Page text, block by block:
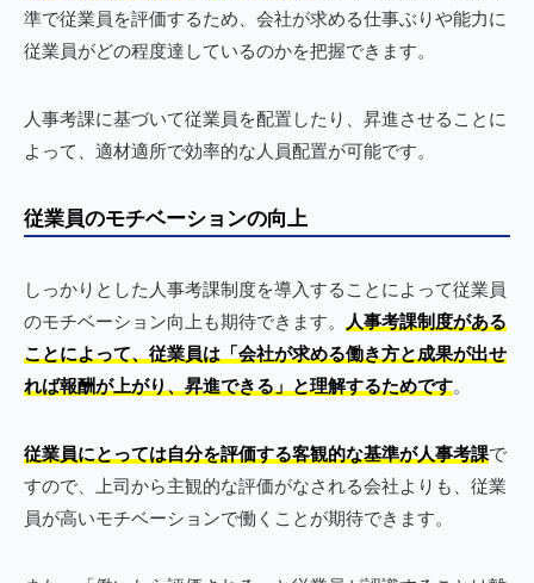
準で従業員を評価するため、会社が求める仕事ぶりや能力に
従業員がどの程度達しているのかを把握できます。
人事考課に基づいて従業員を配置したり、昇進させることに
よって、適材適所で効率的な人員配置が可能です。
従業員のモチベーションの向上
しっかりとした人事考課制度を導入することによって従業員
のモチベーション向上も期待できます。
人事考課制度がある
ことによって、従業員は「会社が求める働き方と成果が出せ
れば報酬が上がり、昇進できる」と理解するためです。
従業員にとっては自分を評価する客観的な基準が人事考課で
すので、上司から主観的な評価がなされる会社よりも、従業
員が高いモチベーションで働くことが期待できます。